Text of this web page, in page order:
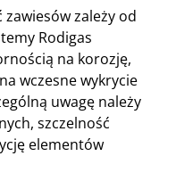
zależy od
Rodigas
na korozję,
wczesne wykrycie
uwagę należy
szczelność
elementów